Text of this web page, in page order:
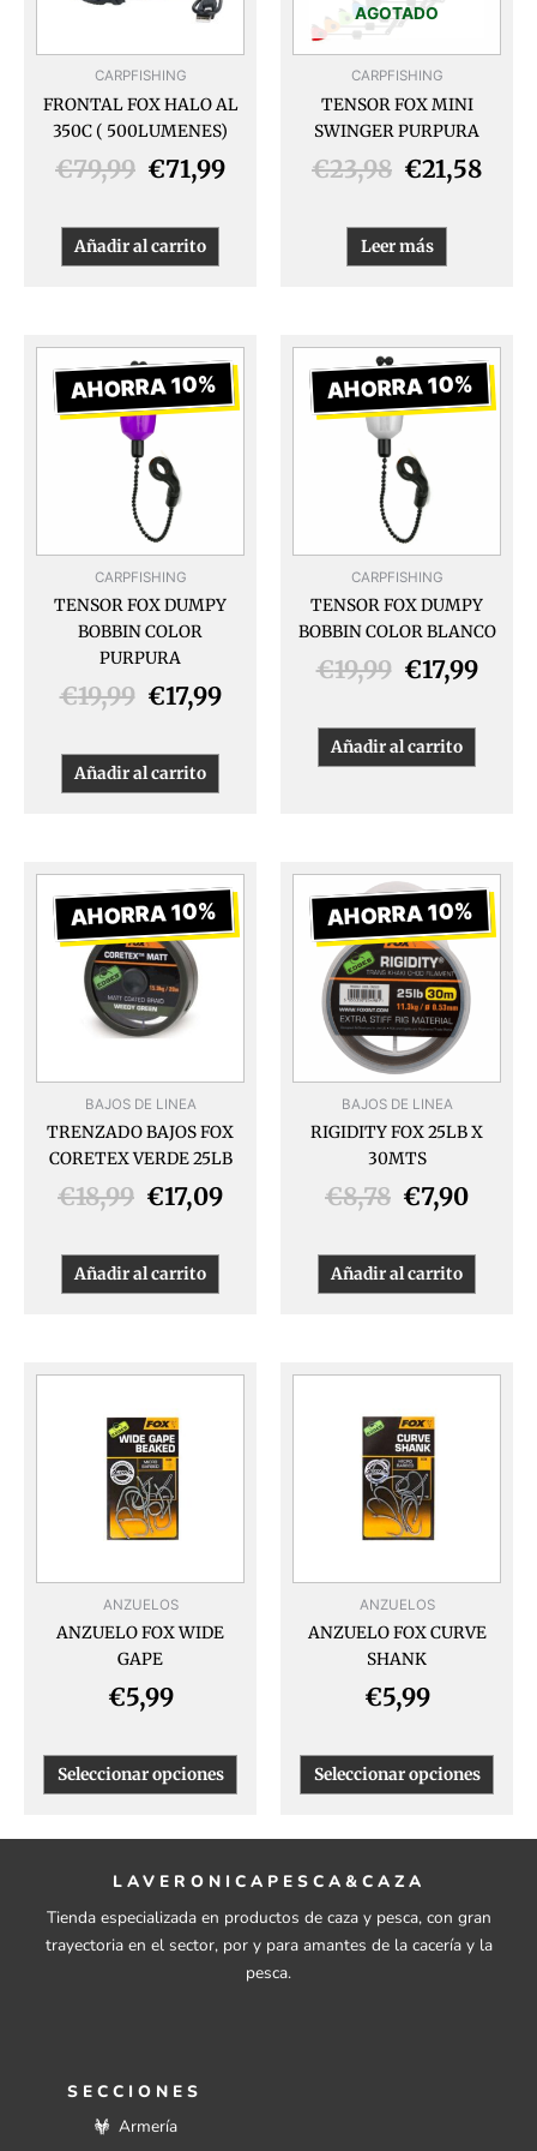
CARPFISHING
FRONTAL FOX HALO AL
350C ( 500LUMENES)
€79,99 €71,99
Añadir al carrito
AGOTADO
CARPFISHING
TENSOR FOX MINI
SWINGER PURPURA
€23,98 €21,58
Leer más
AHORRA 10%
CARPFISHING
TENSOR FOX DUMPY
BOBBIN COLOR
PURPURA
€19,99
El
precio
original
era:
€19,99.
€17,99
El
precio
actual
Añadir al carrito
AHORRA 10%
CARPFISHING
TENSOR FOX DUMPY
BOBBIN COLOR BLANCO
€19,99
El
precio
original
€19,99.
€17,99
El
Añadir al carrito
AHORRA 10%
BAJOS DE LINEA
TRENZADO BAJOS FOX
CORETEX VERDE 25LB
€18,99
El
precio
original
era:
€18,99.
€17,09
El
precio
actual
Añadir al carrito
AHORRA 10%
BAJOS DE LINEA
RIGIDITY FOX 25LB X
30MTS
€8,78
El
precio
original
era:
€8,78.
€7,90
El
Añadir al carrito
ANZUELOS
ANZUELO FOX WIDE
GAPE
€5,99
Seleccionar opciones
Este
pueden
ANZUELOS
ANZUELO FOX CURVE
SHANK
€5,99
Seleccionar opciones
Este
LAVERONICAPESCA&CAZA
Tienda especializada en productos de caza y pesca, con gran
trayectoria en el sector, por y para amantes de la cacería y la
pesca.
SECCIONES
Armería